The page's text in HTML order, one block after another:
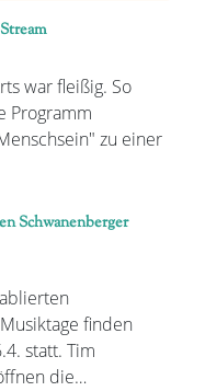
war fleißig. So
Programm
zu einer
Schwanenberger
finden
statt. Tim
die…